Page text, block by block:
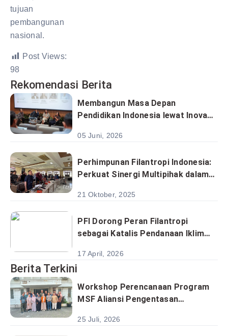
tujuan
pembangunan
nasional.
Post Views:
98
Rekomendasi Berita
Membangun Masa Depan
Pendidikan Indonesia lewat Inovasi
05 Juni, 2026
Perhimpunan Filantropi Indonesia:
Perkuat Sinergi Multipihak dalam
SDGs Sulawesi Selatan 2025–2030
21 Oktober, 2025
PFI Dorong Peran Filantropi
sebagai Katalis Pendanaan Iklim
Partners Roundtable
17 April, 2026
Berita Terkini
Workshop Perencanaan Program
MSF Aliansi Pengentasan
Sektoral Menuju Implementasi
25 Juli, 2026